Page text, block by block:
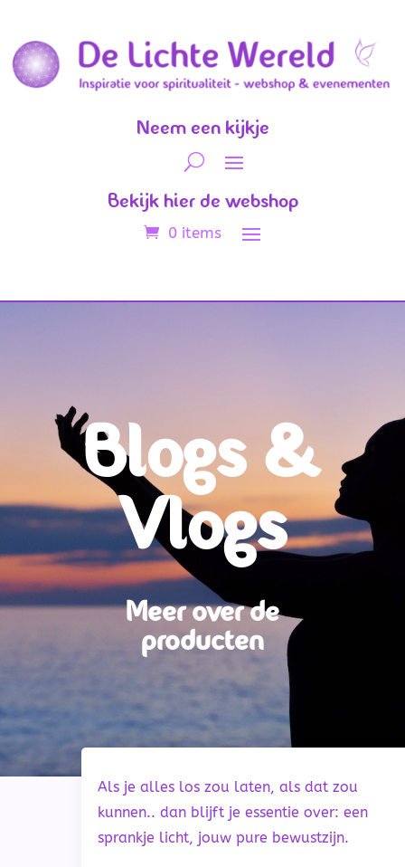
Neem een kijkje
Bekijk hier de webshop
0 items
Blogs &
Vlogs
Meer over de
producten
Als je alles los zou laten, als dat zou
kunnen.. dan blijft je essentie over: een
sprankje licht, jouw pure bewustzijn.